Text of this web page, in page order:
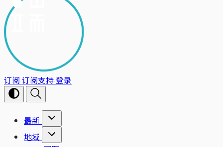
订阅 订阅支持登录
最新
地域